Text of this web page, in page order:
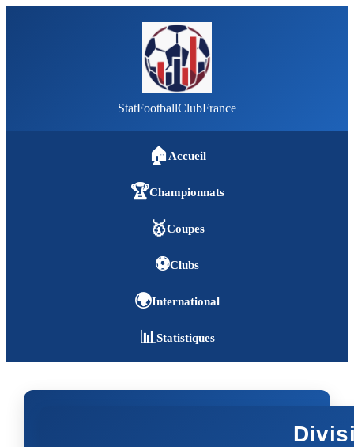
StatFootballClubFrance
🏠 Accueil
🏆Championnats
🥇Coupes
⚽Clubs
🌍International
📊Statistiques